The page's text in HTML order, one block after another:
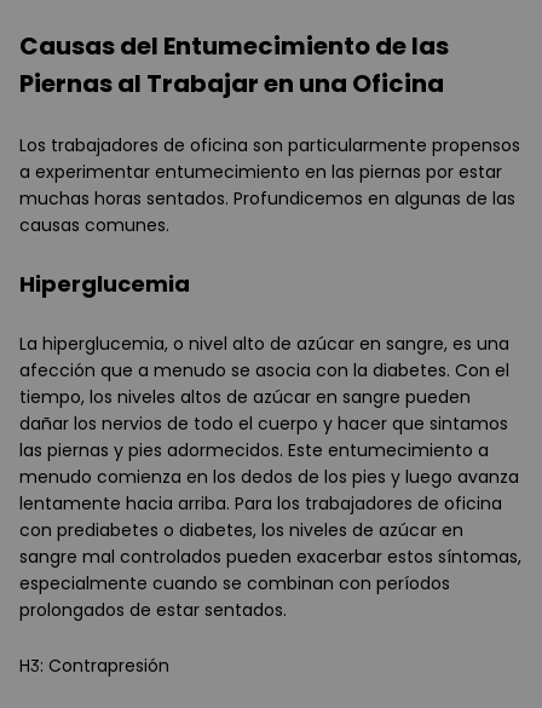
Causas del Entumecimiento de las
Piernas al Trabajar en una Oficina
Los trabajadores de oficina son particularmente propensos
a experimentar entumecimiento en las piernas por estar
muchas horas sentados. Profundicemos en algunas de las
causas comunes.
Hiperglucemia
La hiperglucemia, o nivel alto de azúcar en sangre, es una
afección que a menudo se asocia con la diabetes. Con el
tiempo, los niveles altos de azúcar en sangre pueden
dañar los nervios de todo el cuerpo y hacer que sintamos
las piernas y pies adormecidos. Este entumecimiento a
menudo comienza en los dedos de los pies y luego avanza
lentamente hacia arriba. Para los trabajadores de oficina
con prediabetes o diabetes, los niveles de azúcar en
sangre mal controlados pueden exacerbar estos síntomas,
especialmente cuando se combinan con períodos
prolongados de estar sentados.
H3: Contrapresión